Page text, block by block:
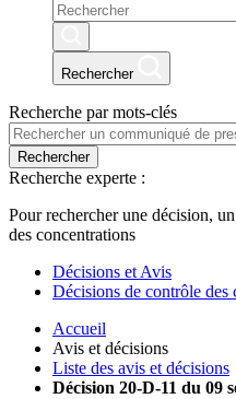
Rechercher
Recherche par mots-clés
Rechercher
Recherche experte :
Pour rechercher une décision,
des concentrations
Décisions et Avis
Décisions de contrôle des
Accueil
Avis et décisions
Liste des avis et décisions
Décision 20-D-11 du 09